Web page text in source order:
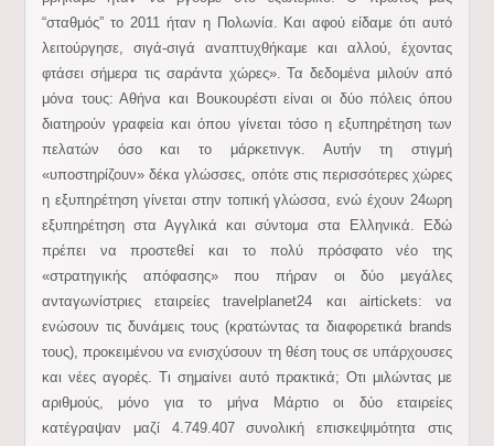
“σταθμός” το 2011 ήταν η Πολωνία. Και αφού είδαμε ότι αυτό
λειτούργησε, σιγά-σιγά αναπτυχθήκαμε και αλλού, έχοντας
φτάσει σήμερα τις σαράντα χώρες». Τα δεδομένα μιλούν από
μόνα τους: Αθήνα και Βουκουρέστι είναι οι δύο πόλεις όπου
διατηρούν γραφεία και όπου γίνεται τόσο η εξυπηρέτηση των
πελατών όσο και το μάρκετινγκ. Αυτήν τη στιγμή
«υποστηρίζουν» δέκα γλώσσες, οπότε στις περισσότερες χώρες
η εξυπηρέτηση γίνεται στην τοπική γλώσσα, ενώ έχουν 24ωρη
εξυπηρέτηση στα Αγγλικά και σύντομα στα Ελληνικά. Εδώ
πρέπει να προστεθεί και το πολύ πρόσφατο νέο της
«στρατηγικής απόφασης» που πήραν οι δύο μεγάλες
ανταγωνίστριες εταιρείες travelplanet24 και airtickets: να
ενώσουν τις δυνάμεις τους (κρατώντας τα διαφορετικά brands
τους), προκειμένου να ενισχύσουν τη θέση τους σε υπάρχουσες
και νέες αγορές. Τι σημαίνει αυτό πρακτικά; Οτι μιλώντας με
αριθμούς, μόνο για το μήνα Μάρτιο οι δύο εταιρείες
κατέγραψαν μαζί 4.749.407 συνολική επισκεψιμότητα στις